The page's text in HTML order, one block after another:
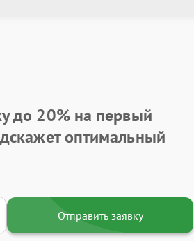
до 20%на первый
оптимальный
Отправить заявку